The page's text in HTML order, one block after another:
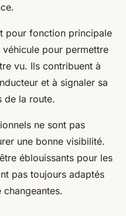
pour fonction principale
véhicule pour permettre
vu. Ils contribuent à
et à signaler sa
de la route.
ne sont pas
une bonne visibilité.
éblouissants pour les
pas toujours adaptés